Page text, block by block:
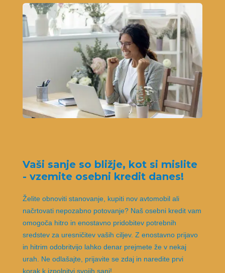
Vaši sanje so bližje, kot si mislite
- vzemite osebni kredit danes!
Želite obnoviti stanovanje, kupiti nov avtomobil ali
načrtovati nepozabno potovanje? Naš osebni kredit vam
omogoča hitro in enostavno pridobitev potrebnih
sredstev za uresničitev vaših ciljev. Z enostavno prijavo
in hitrim odobritvijo lahko denar prejmete že v nekaj
urah. Ne odlašajte, prijavite se zdaj in naredite prvi
korak k izpolnitvi svojih sanj!